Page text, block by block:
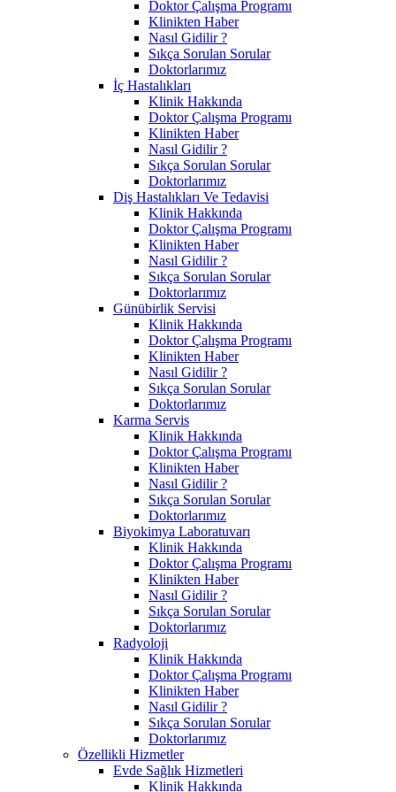
Doktor Çalışma Programı
Klinikten Haber
Nasıl Gidilir ?
Sıkça Sorulan Sorular
Doktorlarımız
İç Hastalıkları
Klinik Hakkında
Doktor Çalışma Programı
Klinikten Haber
Nasıl Gidilir ?
Sıkça Sorulan Sorular
Doktorlarımız
Diş Hastalıkları Ve Tedavisi
Klinik Hakkında
Doktor Çalışma Programı
Klinikten Haber
Nasıl Gidilir ?
Sıkça Sorulan Sorular
Doktorlarımız
Günübirlik Servisi
Klinik Hakkında
Doktor Çalışma Programı
Klinikten Haber
Nasıl Gidilir ?
Sıkça Sorulan Sorular
Doktorlarımız
Karma Servis
Klinik Hakkında
Doktor Çalışma Programı
Klinikten Haber
Nasıl Gidilir ?
Sıkça Sorulan Sorular
Doktorlarımız
Biyokimya Laboratuvarı
Klinik Hakkında
Doktor Çalışma Programı
Klinikten Haber
Nasıl Gidilir ?
Sıkça Sorulan Sorular
Doktorlarımız
Radyoloji
Klinik Hakkında
Doktor Çalışma Programı
Klinikten Haber
Nasıl Gidilir ?
Sıkça Sorulan Sorular
Doktorlarımız
Özellikli Hizmetler
Evde Sağlık Hizmetleri
Klinik Hakkında